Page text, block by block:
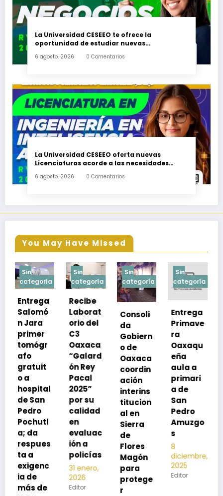
La Universidad CESEEO te ofrece la
oportunidad de estudiar nuevas
Escondido, Ixtepec y en la Matriz Juchitán.
6 agosto, 2026 0 Comentarios
La Universidad CESEEO oferta nuevas
Licenciaturas acorde a las necesidades
nivel medio superior
6 agosto, 2026 0 Comentarios
You May Have Missed
Sin
categoría
Recibe
Laborat
orio del
C3
Oaxaca
“Galard
ón Rey
Pacal
2025”
por su
calidad
en
evaluac
ión a
policías
31 enero,
2026
Editor
Sin
categoría
Consoli
da
Gobiern
o de
Oaxaca
coordin
ación
interins
titucion
al en
Sierra
de
Flores
Magón
para
protege
r
Sin
categoría
Entrega
Primave
ra
Oaxaqu
eña
aula a
primari
a de
San
Pedro
Amuzgo
s
8
diciembre,
2025
Editor
Sin
categoría
Exhorta
SSO a
vacuna
rse de
neumoc
oco
para
preveni
r la
neumon
ía
13
noviembre,
2025
Editor